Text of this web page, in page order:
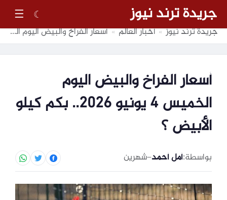
جريدة ترند نيوز ☾
☰
جريدة ترند نيوز » أخبار العالم » أسعار الفراخ والبيض اليوم الخميس 4 يونيو 2026.. بكم كيلو الأبيض ؟
أسعار الفراخ والبيض اليوم
الخميس 4 يونيو 2026.. بكم كيلو
الأبيض ؟
بواسطة:أمل أحمد–شهرين